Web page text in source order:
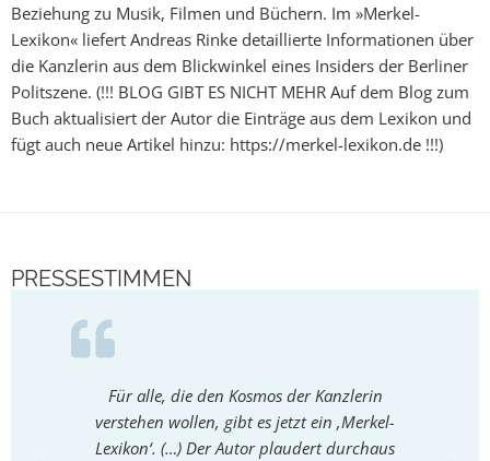
Beziehung zu Musik, Filmen und Büchern. Im »Merkel-
Lexikon« liefert Andreas Rinke detaillierte Informationen über
die Kanzlerin aus dem Blickwinkel eines Insiders der Berliner
Politszene. (!!! BLOG GIBT ES NICHT MEHR Auf dem Blog zum
Buch aktualisiert der Autor die Einträge aus dem Lexikon und
fügt auch neue Artikel hinzu: https://merkel-lexikon.de !!!)
PRESSESTIMMEN
Für alle, die den Kosmos der Kanzlerin
verstehen wollen, gibt es jetzt ein ‚Merkel-
Lexikon‘. (…) Der Autor plaudert durchaus